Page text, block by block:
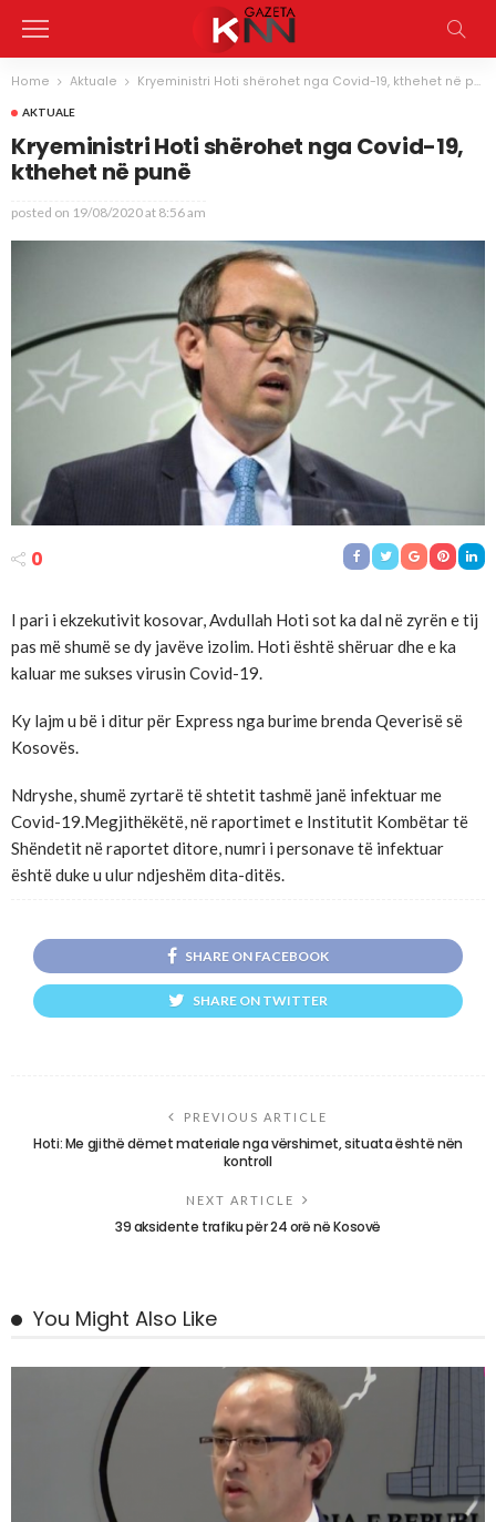
Home Aktuale Kryeministri Hoti shërohet nga Covid-19, kthehet në punë
AKTUALE
Kryeministri Hoti shërohet nga Covid-19,
kthehet në punë
posted on 19/08/2020 at 8:56 am
0
I pari i ekzekutivit kosovar, Avdullah Hoti sot ka dal në zyrën e tij
pas më shumë se dy javëve izolim. Hoti është shëruar dhe e ka
kaluar me sukses virusin Covid-19.
Ky lajm u bë i ditur për Express nga burime brenda Qeverisë së
Kosovës.
Ndryshe, shumë zyrtarë të shtetit tashmë janë infektuar me
Covid-19.Megjithëkëtë, në raportimet e Institutit Kombëtar të
Shëndetit në raportet ditore, numri i personave të infektuar
është duke u ulur ndjeshëm dita-ditës.
SHARE ON FACEBOOK
SHARE ON TWITTER
PREVIOUS ARTICLE
Hoti: Me gjithë dëmet materiale nga vërshimet, situata është nën
kontroll
NEXT ARTICLE
39 aksidente trafiku për 24 orë në Kosovë
You Might Also Like